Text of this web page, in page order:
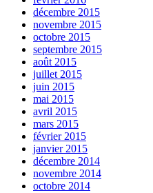
décembre 2015
novembre 2015
octobre 2015
septembre 2015
août 2015
juillet 2015
juin 2015
mai 2015
avril 2015
mars 2015
février 2015
janvier 2015
décembre 2014
novembre 2014
octobre 2014